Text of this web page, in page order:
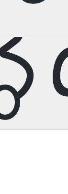
Calgary
Tolosa Tutte le
Tutte le
Valencia Tutte le